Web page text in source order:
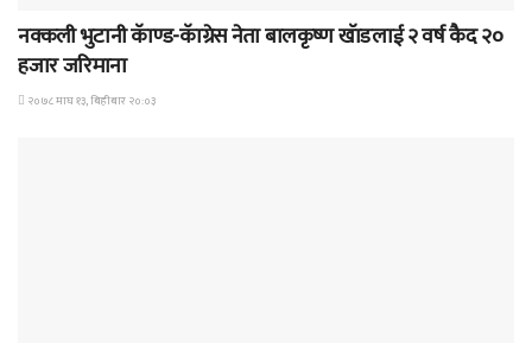
नक्कली भुटानी कॅाण्ड-कॅाग्रेस नेता बालकृष्ण खॅाडलाई २ वर्ष कैद २०
हजार जरिमाना
२०७८ माघ १३, बिहीबार २०:०३